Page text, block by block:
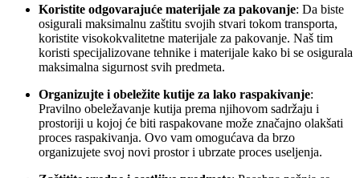
Koristite odgovarajuće materijale za pakovanje: Da biste
osigurali maksimalnu zaštitu svojih stvari tokom transporta,
koristite visokokvalitetne materijale za pakovanje. Naš tim
koristi specijalizovane tehnike i materijale kako bi se osigurala
maksimalna sigurnost svih predmeta.
Organizujte i obeležite kutije za lako raspakivanje:
Pravilno obeležavanje kutija prema njihovom sadržaju i
prostoriji u kojoj će biti raspakovane može značajno olakšati
proces raspakivanja. Ovo vam omogućava da brzo
organizujete svoj novi prostor i ubrzate proces useljenja.